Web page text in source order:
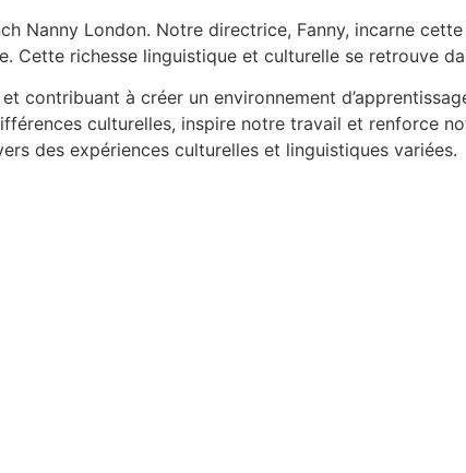
Nanny London. Notre directrice, Fanny, incarne
Cette richesse linguistique et culturelle se retrouve
contribuant à créer un environnement
culturelles, inspire notre travail et renforce
des expériences culturelles et linguistiques variées.